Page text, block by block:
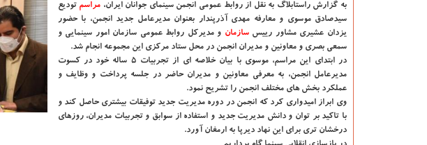
به گزارش راستابلاگ به نقل از روابط عمومی انجمن سینمای جوانان ایران، مراسم تودیع
سیدصادق موسوی و معارفه مهدی آذرپندار بعنوان مدیرعامل جدید انجمن، با حضور
یزدان عشیری مشاور رییسسازمان و مدیرکل روابط عمومی سازمان امور سینمایی و
سمعی بصری و معاونین و مدیران انجمن در محل ستاد مرکزی این مجموعه انجام شد.
در ابتدای این مراسم، موسوی با بیان خلاصه ای از تجربیات 5 ساله خود در کسوت
مدیرعامل انجمن، به معرفی معاونین و مدیران حاضر در جلسه پرداخت و وظایف و
عملکرد بخش های مختلف انجمن را تشریح نمود.
وی ابراز امیدواری کرد که انجمن در دوره مدیریت جدید توفیقات بیشتری حاصل کند و
با تاکید بر توان و دانش مدیریت جدید و استفاده از سوابق و تجربیات مدیران، روزهای
درخشان تری برای این نهاد دیرپا به ارمغان آورد.